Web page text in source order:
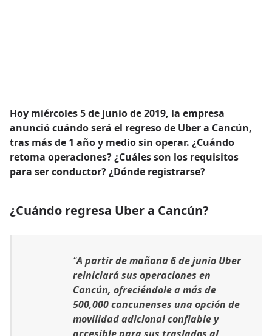
Hoy miércoles 5 de junio de 2019, la empresa
anunció cuándo será el regreso de Uber a Cancún,
tras más de 1 año y medio sin operar. ¿Cuándo
retoma operaciones? ¿Cuáles son los requisitos
para ser conductor? ¿Dónde registrarse?
¿Cuándo regresa Uber a Cancún?
“A partir de mañana 6 de junio Uber
reiniciará sus operaciones en
Cancún, ofreciéndole a más de
500,000 cancunenses una opción de
movilidad adicional confiable y